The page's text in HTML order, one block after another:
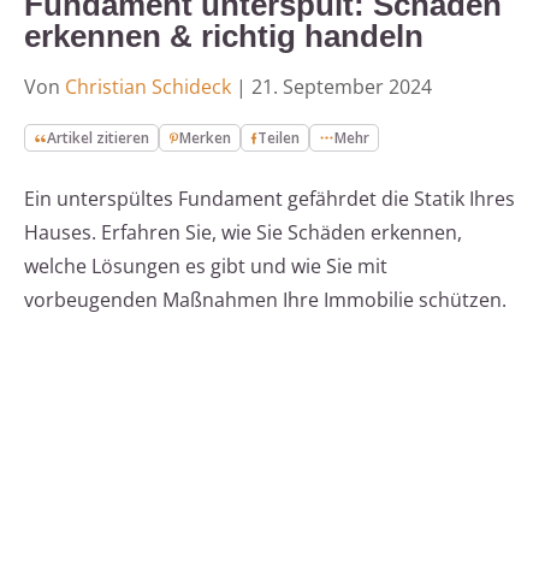
erkennen & richtig handeln
Von Christian Schideck | 21. September 2024
Artikel zitieren Merken Teilen Mehr
Ein unterspültes Fundament gefährdet die Statik Ihres
Hauses. Erfahren Sie, wie Sie Schäden erkennen,
welche Lösungen es gibt und wie Sie mit
vorbeugenden Maßnahmen Ihre Immobilie schützen.